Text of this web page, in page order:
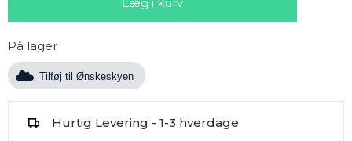
På lager
Tilføj til Ønskeskyen
Hurtig Levering - 1-3 hverdage